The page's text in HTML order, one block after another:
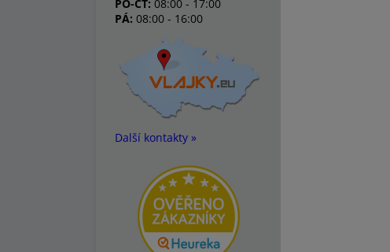
PO-ČT: 08:00 - 17:00
PÁ: 08:00 - 16:00
Další kontakty »